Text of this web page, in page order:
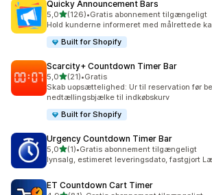
Quicky Announcement Bars
5,0ud af 5 stjerner
(126)
126 anmeldelser i alt
•Gratis abonnement tilgængeligt
Hold kunderne informeret med målrettede
Built for Shopify
Scarcity+ Countdown Timer Bar
5,0ud af 5 stjerner
(21)
21 anmeldelser i alt
•Gratis
Skab uopsættelighed: Ur til reservation før
nedtællingsbjælke til indkøbskurv
Built for Shopify
Urgency Countdown Timer Bar
5,0ud af 5 stjerner
(1)
1 anmeldelser i alt
•Gratis abonnement tilgængeligt
lynsalg, estimeret leveringsdato, fastgjort
ET Countdown Cart Timer